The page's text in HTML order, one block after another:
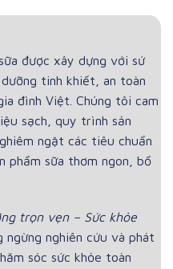
được xây dựng với sứ
tinh khiết, an toàn
đình Việt. Chúng tôi cam
sạch, quy trình sản
ngặt các tiêu chuẩn
phẩm sữa thơm ngon, bổ
trọn vẹn – Sức khỏe
ngừng nghiên cứu và phát
sóc sức khỏe toàn